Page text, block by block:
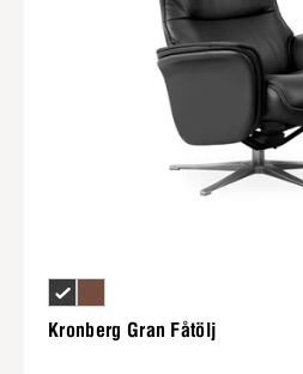
Kronberg Gran Fåtölj